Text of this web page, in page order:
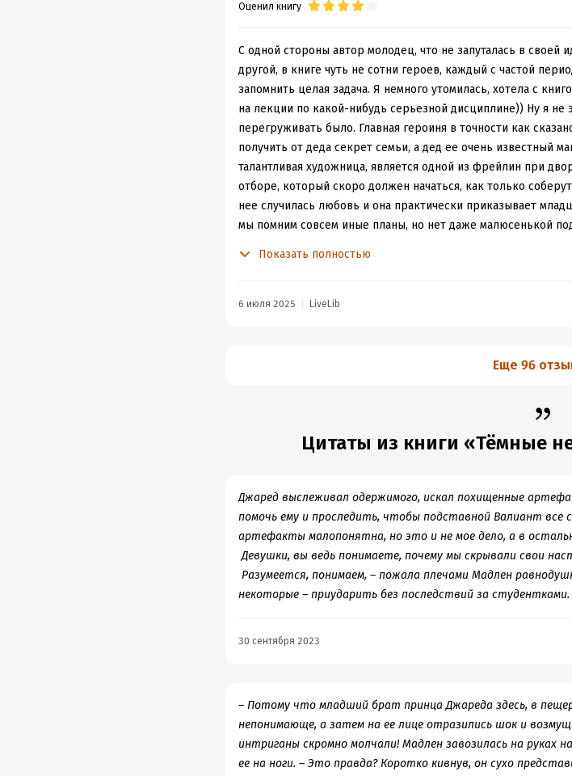
Я бы конечно не хотела себе такого мужчину, хотя чего
Второстепенные герои тоже классные, особенно
девчушка с еще более таинственными родственниками.
Советую! Очень интересная история, я прям поплыла..))
Оценил книгу
С одной стороны автор молодец, что не запуталась в своей
другой, в книге чуть не сотни героев, каждый с частой
запомнить целая задача. Я немного утомилась, хотела с
на лекции по какой-нибудь серьезной дисциплине)) Ну я не
перегруживать было. Главная героиня в точности как
получить от деда секрет семьи, а дед ее очень известный
талантливая художница, является одной из фрейлин при
отборе, который скоро должен начаться, как только
нее случилась любовь и она практически приказывает
мы помним совсем иные планы, но нет даже малюсенькой
к вампирам оказался фактически решающим в судьбе
проблемы и с отбором, и с дедовым приданным, ну и со
Больше всего мне в книге понравился Джаред, вот просто
проблемы, даже просить не надо, придет на помощь. То что
возможно если какие-то из героев появлялись ранее и
воспринимается адекватно, без заминок и запинок,
поменьше играли голосом.
Показать полностью
6 июля 2025 LiveLib
Еще 96
Цитаты из книги «Тёмные
Джаред выслеживал одержимого, искал похищенные
помочь ему и проследить, чтобы подставной Валиант все
артефакты малопонятна, но это и не мое дело, а в
Девушки, вы ведь понимаете, почему мы скрывали свои
Разумеется, понимаем, – пожала плечами Мадлен
некоторые – приударить без последствий за студентками.
30 сентября 2023
– Потому что младший брат принца Джареда здесь, в
непонимающе, а затем на ее лице отразились шок и
интриганы скромно молчали! Мадлен завозилась на
ее на ноги. – Это правда? Коротко кивнув, он сухо